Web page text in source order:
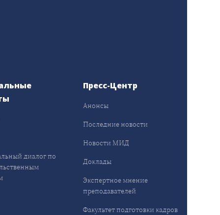
диалог по
Пресс-Центр
Анонсы
Последние новости
Новости МИД
Доклады
Экспертное мнение
преподавателей
Факультет подготовки кадров